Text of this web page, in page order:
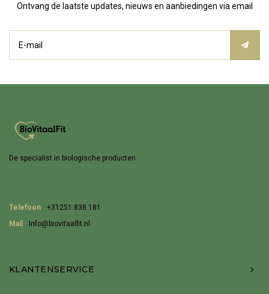
Ontvang de laatste updates, nieuws en aanbiedingen via email
De specialist in biologische producten
Telefoon
+31251 838 181
Mail
Info@biovitaalfit.nl
KLANTENSERVICE